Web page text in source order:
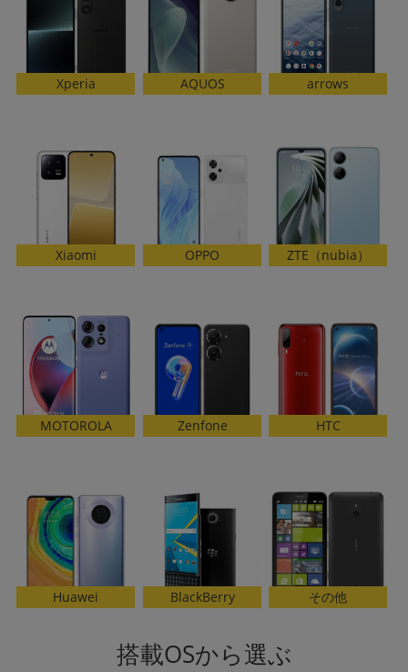
Xperia AQUOS arrows
Xiaomi OPPO ZTE（nubia）
MOTOROLA Zenfone HTC
Huawei BlackBerry その他
搭載OSから選ぶ
CPU
CPUの絞り込み
OSの絞り込み
価格
月 から
月 まで
各項目のチェックボックスは「or検索」となります。
ただし機能別のみ「and検索」となります。